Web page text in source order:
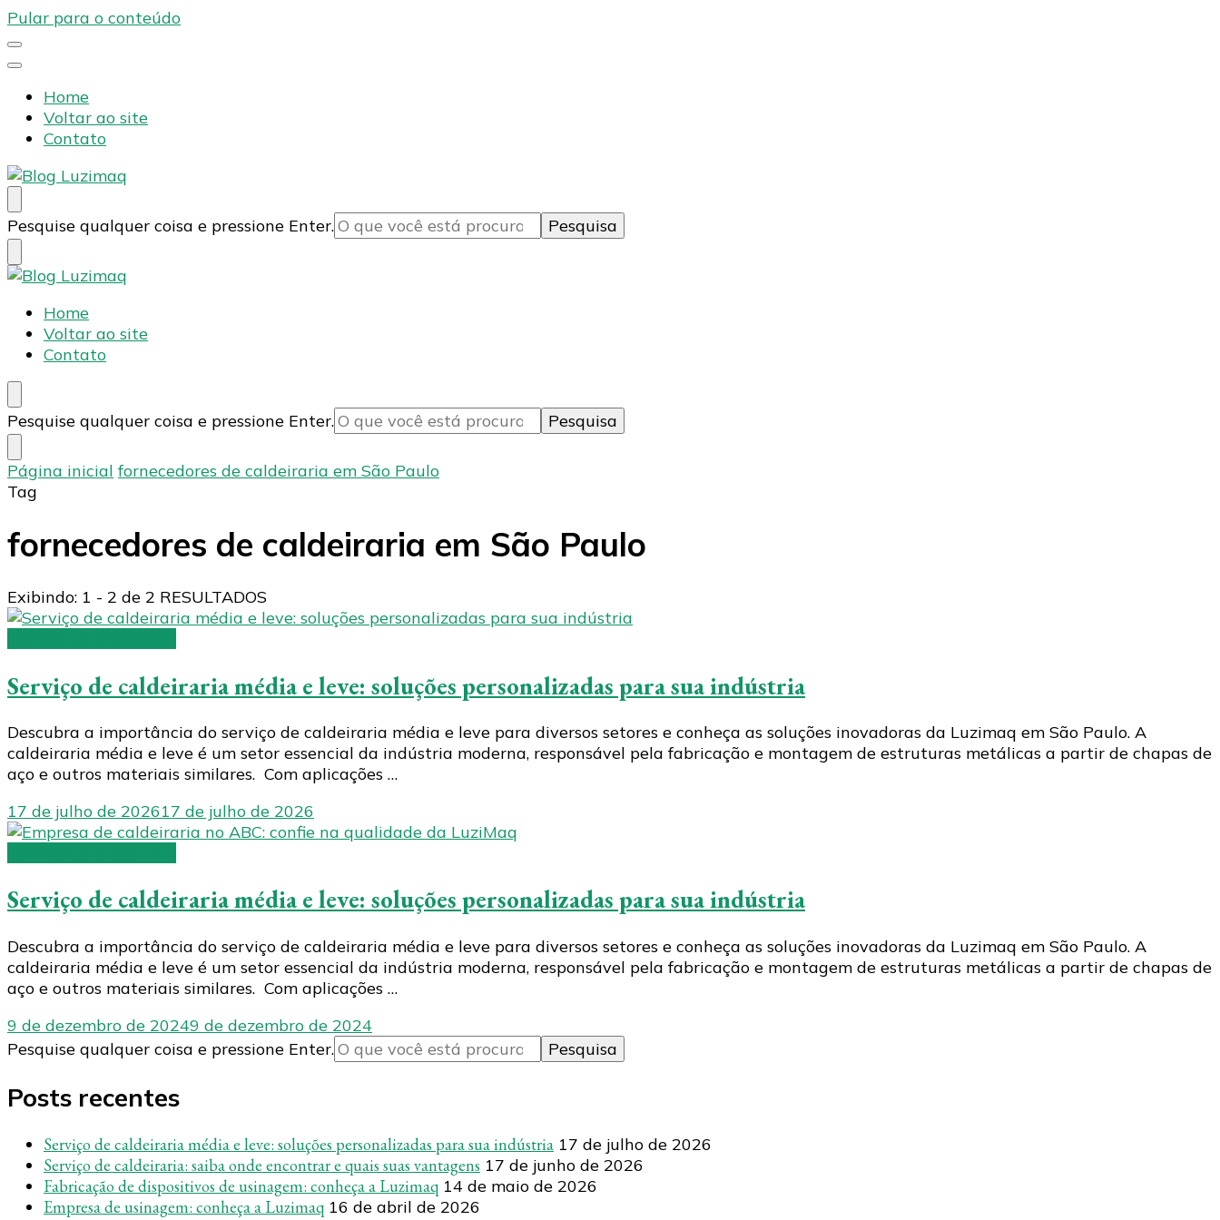
Pular para o conteúdo
Home
Voltar ao site
Contato
Blog Luzimaq
Procurando
algo?
Pesquise qualquer coisa e pressione Enter.
Blog Luzimaq
Home
Voltar ao site
Contato
Procurando
algo?
Pesquise qualquer coisa e pressione Enter.
Página inicial fornecedores de caldeiraria em São Paulo
Tag
fornecedores de caldeiraria em São Paulo
Exibindo: 1 - 2 de 2 RESULTADOS
Serviço de caldeiraria média e leve: soluções personalizadas para sua indústria
Descubra a importância do serviço de caldeiraria média e leve para diversos setores e conheça as soluções inovadoras da Luzimaq em São Paulo. A
caldeiraria média e leve é um setor essencial da indústria moderna, responsável pela fabricação e montagem de estruturas metálicas a partir de chapas de
aço e outros materiais similares. Com aplicações …
17 de julho de 202617 de julho de 2026
Serviço de caldeiraria média e leve: soluções personalizadas para sua indústria
Descubra a importância do serviço de caldeiraria média e leve para diversos setores e conheça as soluções inovadoras da Luzimaq em São Paulo. A
caldeiraria média e leve é um setor essencial da indústria moderna, responsável pela fabricação e montagem de estruturas metálicas a partir de chapas de
aço e outros materiais similares. Com aplicações …
9 de dezembro de 20249 de dezembro de 2024
Procurando
Pesquise qualquer coisa e pressione Enter.
Posts recentes
Serviço de caldeiraria média e leve: soluções personalizadas para sua indústria 17 de julho de 2026
Serviço de caldeiraria: saiba onde encontrar e quais suas vantagens 17 de junho de 2026
Fabricação de dispositivos de usinagem: conheça a Luzimaq 14 de maio de 2026
Empresa de usinagem: conheça a Luzimaq 16 de abril de 2026